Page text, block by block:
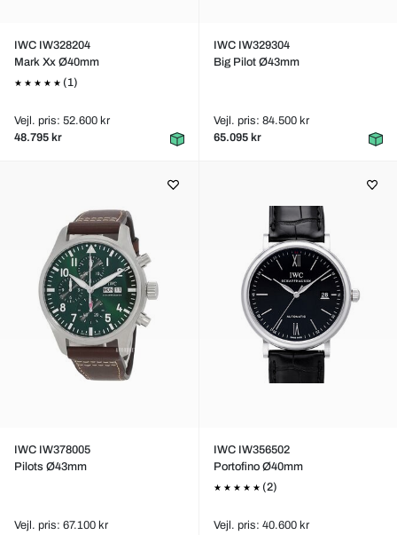
IWC IW328204
Mark Xx Ø40mm
(1)
Vejl. pris: 52.600 kr
48.795 kr
IWC IW329304
Big Pilot Ø43mm
Vejl. pris: 84.500 kr
65.095 kr
IWC IW378005
Pilots Ø43mm
Vejl. pris: 67.100 kr
IWC IW356502
Portofino Ø40mm
(2)
Vejl. pris: 40.600 kr